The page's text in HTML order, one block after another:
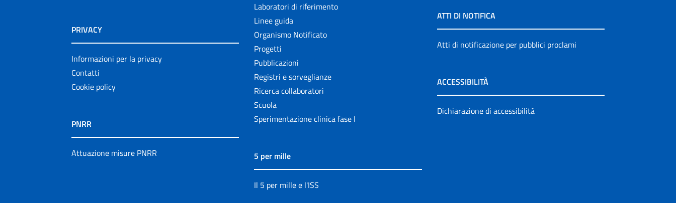
PRIVACY
Informazioni per la privacy
Contatti
Cookie policy
PNRR
Attuazione misure PNRR
Laboratori di riferimento
Linee guida
Organismo Notificato
Progetti
Pubblicazioni
Registri e sorveglianze
Ricerca collaboratori
Scuola
Sperimentazione clinica fase I
5 per mille
Il 5 per mille e l'ISS
ATTI DI NOTIFICA
Atti di notificazione per pubblici proclami
ACCESSIBILITÀ
Dichiarazione di accessibilità